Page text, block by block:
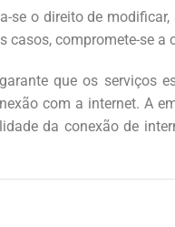
se o direito de
casos, compromete-se
que os serviços
com a internet. A
da conexão de